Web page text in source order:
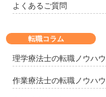
よくあるご質問
転職コラム
理学療法士の転職ノウハウ
作業療法士の転職ノウハウ